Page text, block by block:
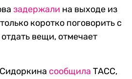
задержали на выходе из
коротко поговорить с
вещи, отмечает
сообщила ТАСС,